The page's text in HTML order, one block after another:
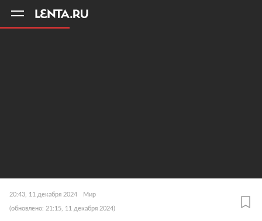
20:43, 11 декабря 2024 Мир
(обновлено: 21:15, 11 декабря 2024)